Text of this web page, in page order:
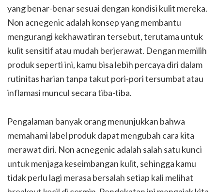
yang benar-benar sesuai dengan kondisi kulit mereka.
Non acnegenic adalah konsep yang membantu
mengurangi kekhawatiran tersebut, terutama untuk
kulit sensitif atau mudah berjerawat. Dengan memilih
produk seperti ini, kamu bisa lebih percaya diri dalam
rutinitas harian tanpa takut pori-pori tersumbat atau
inflamasi muncul secara tiba-tiba.
Pengalaman banyak orang menunjukkan bahwa
memahami label produk dapat mengubah cara kita
merawat diri. Non acnegenic adalah salah satu kunci
untuk menjaga keseimbangan kulit, sehingga kamu
tidak perlu lagi merasa bersalah setiap kali melihat